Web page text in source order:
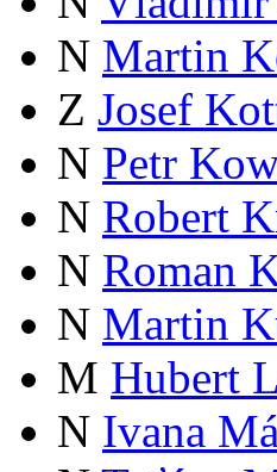
N Martin
Z Josef
N Petr
N Robert
N Roman
N Martin
M Hubert
N Ivana